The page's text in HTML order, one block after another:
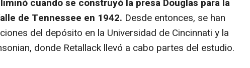
cuando se construyó la presa Douglas para la
de Tennessee en 1942. Desde entonces, se han
del depósito en la Universidad de Cincinnati y la
donde Retallack llevó a cabo partes del estudio.